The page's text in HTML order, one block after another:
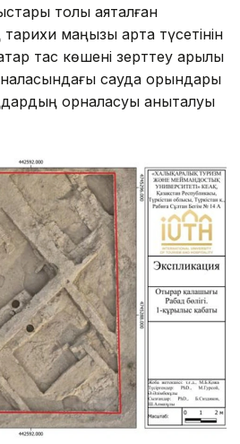
толық аяқталған
маңызы арта түсетінін
тас көшені зерттеу арқылы
сауда орындары
орналасуы анықталуы